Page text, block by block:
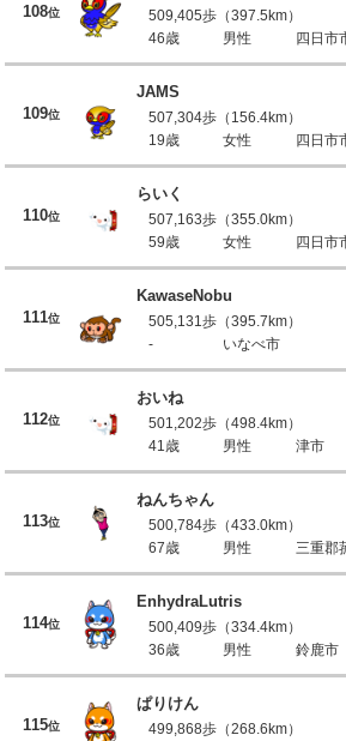
108位
509,405歩（397.5km）
46歳
男性 四日市
109位
JAMS
507,304歩（156.4km）
19歳
女性 四日市
110位
らいく
507,163歩（355.0km）
59歳
女性 四日市
111位
KawaseNobu
505,131歩（395.7km）
-
いなべ市
112位
おいね
501,202歩（498.4km）
41歳
男性 津市
113位
ねんちゃん
500,784歩（433.0km）
67歳
男性 三重郡
114位
EnhydraLutris
500,409歩（334.4km）
36歳
男性 鈴鹿市
115位
ぱりけん
499,868歩（268.6km）